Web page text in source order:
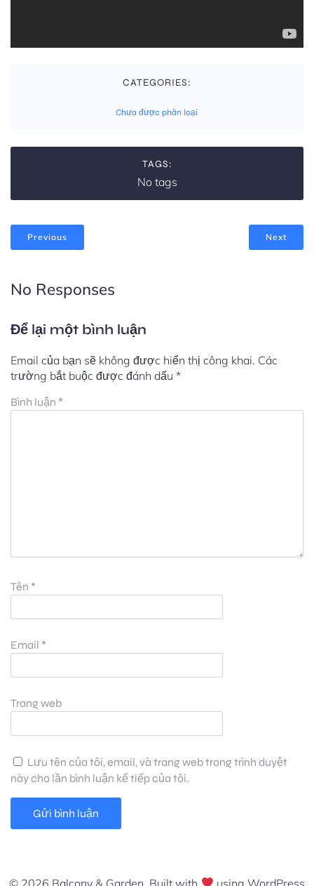
CATEGORIES:
Chưa được phân loại
TAGS:
No tags
Previous Next
No Responses
Để lại một bình luận
Email của bạn sẽ không được hiển thị công khai. Các
trường bắt buộc được đánh dấu *
Bình luận *
Tên *
Email *
Trang web
Lưu tên của tôi, email, và trang web trong trình duyệt
này cho lần bình luận kế tiếp của tôi.
© 2026 Balcony & Garden. Built with using WordPress